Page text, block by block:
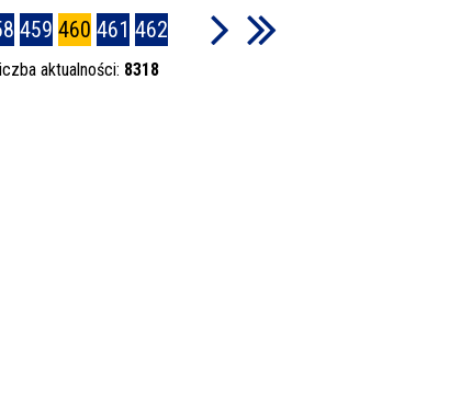
459 460 461 462
aktualności: 8318